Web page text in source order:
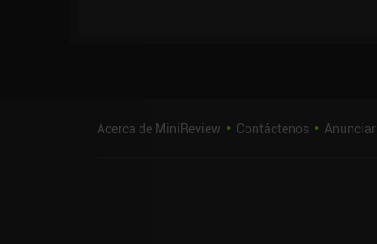
Acerca de MiniReview Contáctenos Anunciar